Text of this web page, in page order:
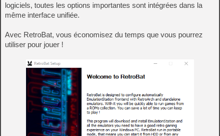
logiciels, toutes les options importantes sont intégrées dans la
même interface unifiée.
Avec RetroBat, vous économisez du temps que vous pourrez
utiliser pour jouer !